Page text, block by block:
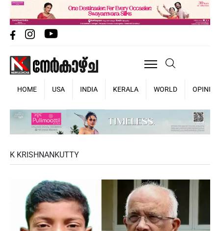
HOME USA INDIA KERALA WORLD OPINION
K KRISHNANKUTTY